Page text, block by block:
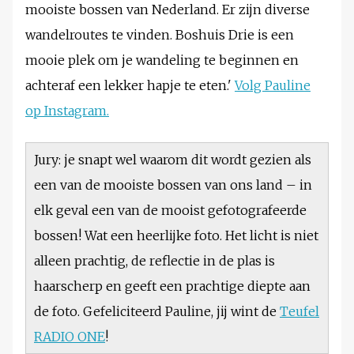
mooiste bossen van Nederland. Er zijn diverse
wandelroutes te vinden. Boshuis Drie is een
mooie plek om je wandeling te beginnen en
achteraf een lekker hapje te eten.'Volg Pauline
op Instagram.
Jury: je snapt wel waarom dit wordt gezien als
een van de mooiste bossen van ons land – in
elk geval een van de mooist gefotografeerde
bossen! Wat een heerlijke foto. Het licht is niet
alleen prachtig, de reflectie in de plas is
haarscherp en geeft een prachtige diepte aan
de foto. Gefeliciteerd Pauline, jij wint de Teufel
RADIO ONE!